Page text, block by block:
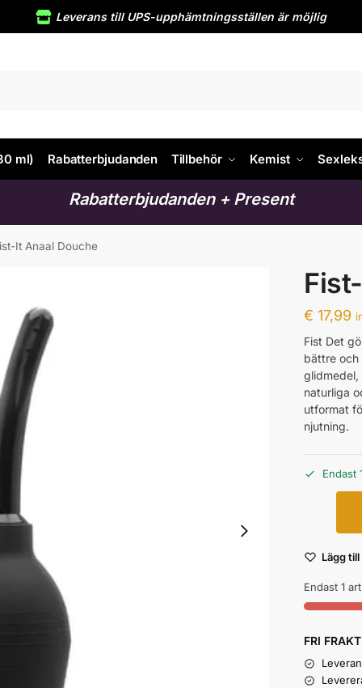
Leverans till UPS-upphämtningsställen är möjlig
ml) Rabatterbjudanden Tillbehör Kemist
Rabatterbjudanden + Present
It Anaal Douche
€ 17,99
Fist Det
bättre och
glidmedel,
naturliga
utformat
njutning.
Endast
Lägg
Endast 1
FRI